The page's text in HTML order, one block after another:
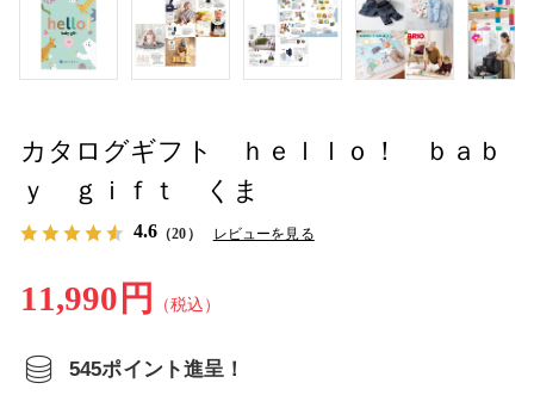
カタログギフト ｈｅｌｌｏ！ ｂａｂ
ｙ ｇｉｆｔ くま
4.6 （20） レビューを見る
11,990円 （税込）
545ポイント進呈！